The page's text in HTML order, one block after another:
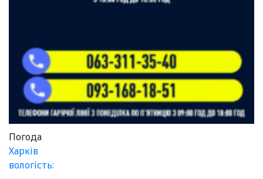
Погода
Харків
вологість: